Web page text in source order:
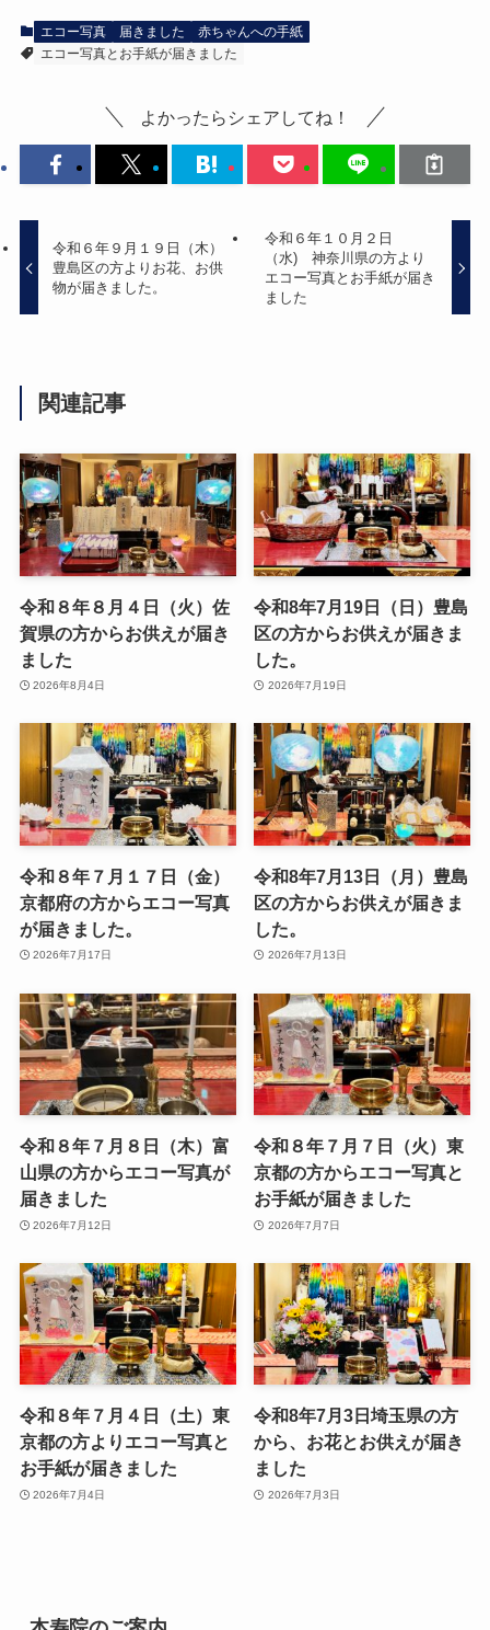
エコー写真 届きました
赤ちゃんへの手紙
エコー写真とお手紙が届きました
よかったらシェアしてね！
令和６年９月１９日（木）
豊島区の方よりお花、お供
物が届きました。
令和６年１０月２日
（水) 神奈川県の方より
エコー写真とお手紙が届き
ました
関連記事
令和８年８月４日（火）佐
賀県の方からお供えが届き
ました
2026年8月4日
令和8年7月19日（日）豊島
区の方からお供えが届きま
した。
2026年7月19日
令和８年７月１７日（金）
京都府の方からエコー写真
が届きました。
2026年7月17日
令和8年7月13日（月）豊島
区の方からお供えが届きま
した。
2026年7月13日
令和８年７月８日（木）富
山県の方からエコー写真が
届きました
2026年7月12日
令和８年７月７日（火）東
京都の方からエコー写真と
お手紙が届きました
2026年7月7日
令和８年７月４日（土）東
京都の方よりエコー写真と
お手紙が届きました
2026年7月4日
令和8年7月3日埼玉県の方
から、お花とお供えが届き
ました
2026年7月3日